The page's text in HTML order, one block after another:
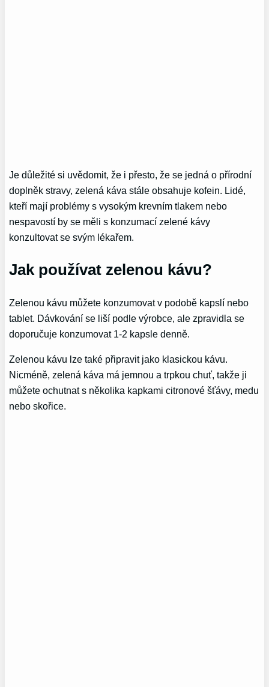
Je důležité si uvědomit, že i přesto, že se jedná o přírodní
doplněk stravy, zelená káva stále obsahuje kofein. Lidé,
kteří mají problémy s vysokým krevním tlakem nebo
nespavostí by se měli s konzumací zelené kávy
konzultovat se svým lékařem.
Jak používat zelenou kávu?
Zelenou kávu můžete konzumovat v podobě kapslí nebo
tablet. Dávkování se liší podle výrobce, ale zpravidla se
doporučuje konzumovat 1-2 kapsle denně.
Zelenou kávu lze také připravit jako klasickou kávu.
Nicméně, zelená káva má jemnou a trpkou chuť, takže ji
můžete ochutnat s několika kapkami citronové šťávy, medu
nebo skořice.